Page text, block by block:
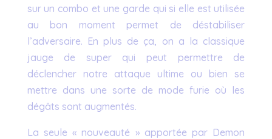
sur un combo et une garde qui si elle est utilisée
au bon moment permet de déstabiliser
l’adversaire. En plus de ça, on a la classique
jauge de super qui peut permettre de
déclencher notre attaque ultime ou bien se
mettre dans une sorte de mode furie où les
dégâts sont augmentés.
La seule « nouveauté » apportée par Demon